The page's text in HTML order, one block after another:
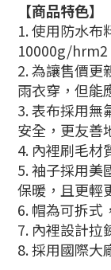
【商品特色】
1. 使用防水
10000g/hrm2
2. 為讓售價更
雨衣穿，但能
3. 表布採用無
安全，更友善
4. 內裡刷毛材
5. 袖子採用美
保暖，且更輕
6. 帽為可拆式
7. 內裡設計拉
8. 採用國際大